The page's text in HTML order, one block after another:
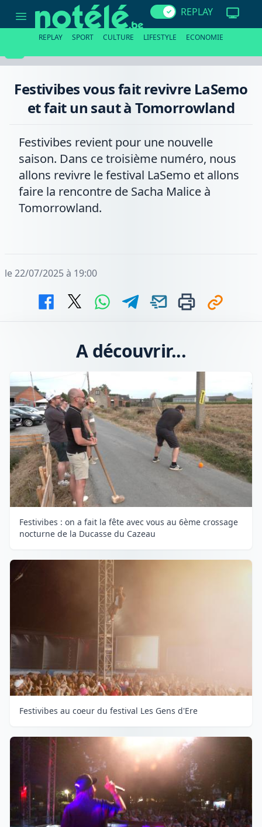
fait
REPLAY
REPLAY SPORT CULTURE LIFESTYLE ECONOMIE
Festivibes vous fait revivre LaSemo
et fait un saut à Tomorrowland
Festivibes revient pour une nouvelle
saison. Dans ce troisième numéro, nous
allons revivre le festival LaSemo et allons
faire la rencontre de Sacha Malice à
Tomorrowland.
le 22/07/2025 à 19:00
A découvrir...
Festivibes : on a fait la fête avec vous au 6ème crossage
nocturne de la Ducasse du Cazeau
Festivibes au coeur du festival Les Gens d'Ere